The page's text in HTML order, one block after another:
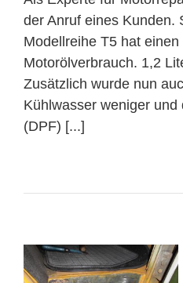
der Anruf eines Kunden.
Modellreihe T5 hat
Motorölverbrauch. 1,2
Zusätzlich wurde nun
Kühlwasser weniger
(DPF) [...]